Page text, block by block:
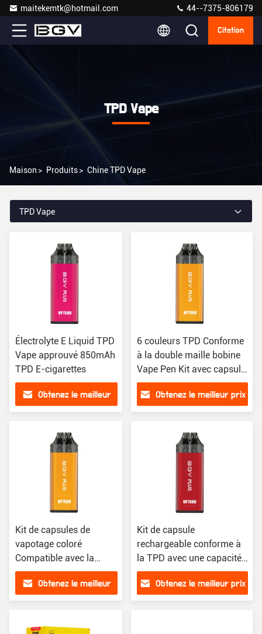
maitekemtk@hotmail.com 44--7375-806179
Citation
TPD Vape
Maison > Produits> Chine TPD Vape
TPD Vape
Électrolyte E Liquid TPD
Vape approuvé 850mAh
TPD E-cigarettes
Obtenez le meilleur
6 couleurs TPD Conforme
à la double maille bobine
Vape Pen Kit avec capsule
rechargeable
Obtenez le meilleur prix
Kit de capsules de
vapotage coloré
Compatible avec la
réglementation TPD 2
ml x 2 + 10 ml Capsules
rechargeables 850mAh
Obtenez le meilleur
Kit de capsule
rechargeable conforme à
la TPD avec une capacité
de 12 ml et une bobine à
double maille
Obtenez le meilleur prix